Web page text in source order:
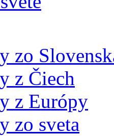
zo
z Čiech
z Európy
zo sveta